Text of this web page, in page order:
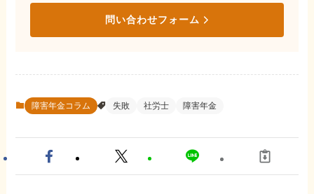
問い合わせフォーム
障害年金コラム 失敗 社労士 障害年金